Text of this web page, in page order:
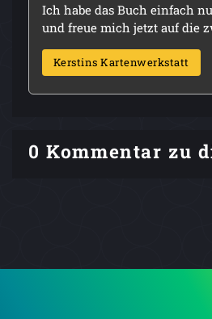
Ich habe das Buch einfach
und freue mich jetzt auf die
Kerstins Kartenwerkstatt
0 Kommentar zu